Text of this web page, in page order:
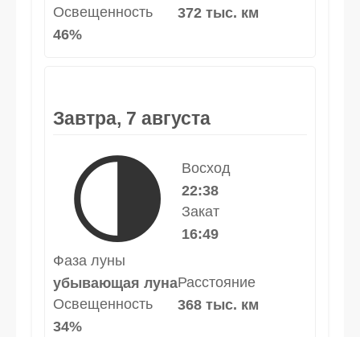
Освещенность
46%
372 тыс. км
Завтра, 7 августа
🌗
Восход
22:38
Закат
16:49
Фаза луны
убывающая луна
Освещенность
34%
Расстояние
368 тыс. км